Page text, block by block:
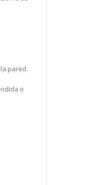
pared.
o